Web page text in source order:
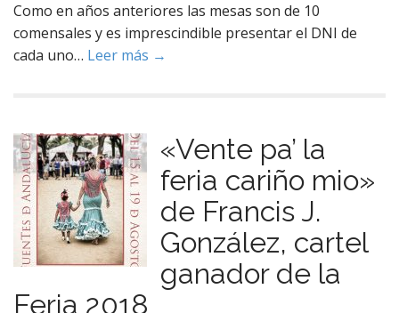
Como en años anteriores las mesas son de 10
comensales y es imprescindible presentar el DNI de
cada uno… Leer más →
«Vente pa’ la
feria cariño mio»
de Francis J.
González, cartel
ganador de la
Feria 2018